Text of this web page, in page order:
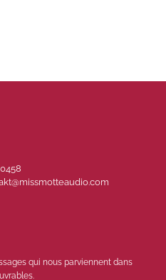
qui nous parviennent dans